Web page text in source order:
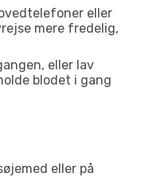
eller
mere fredelig,
eller lav
blodet i gang
eller på